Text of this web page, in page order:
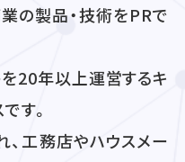
の製品・技術をPRで
20年以上運営するキ
す。
工務店やハウスメー